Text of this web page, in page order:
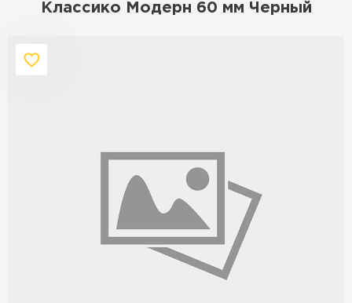
Классико Модерн 60 мм Черный
Продажа бордюров в
Краснодаре
ПЕРЕЙТИ